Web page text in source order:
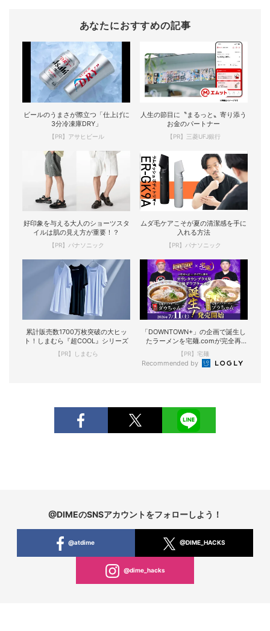
あなたにおすすめの記事
ビールのうまさが際立つ「仕上げに
3分冷凍庫DRY」
【PR】アサヒビール
人生の節目に〝まるっと〟寄り添う
お金のパートナー
【PR】三菱UFJ銀行
好印象を与える大人のショーツスタ
イルは肌の見え方が重要！？
【PR】パナソニック
ムダ毛ケアこそが夏の清潔感を手に
入れる方法
【PR】パナソニック
累計販売数1700万枚突破の大ヒッ
ト！しまむら『超COOL』シリーズ
【PR】しまむら
「DOWNTOWN+」の企画で誕生し
たラーメンを宅麺.comが完全再
現！
【PR】宅麺
Recommended by
@DIMEのSNSアカウントをフォローしよう！
@atdime @DIME_HACKS
@dime_hacks